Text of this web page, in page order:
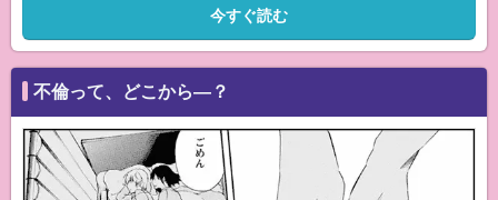
今すぐ読む
不倫って、どこから―？